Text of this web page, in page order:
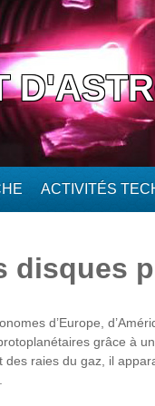
ACTIVITÉS
disques
d’Europe,
grâce à
des raies du gaz, il